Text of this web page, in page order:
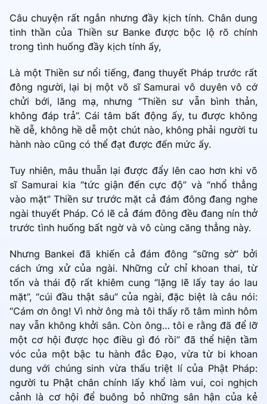
Câu chuyện rất ngắn nhưng đầy kịch tính. Chân dung
tinh thần của Thiền sư Banke được bộc lộ rõ chính
trong tình huống đầy kịch tính ấy,
Là một Thiền sư nổi tiếng, đang thuyết Pháp trước rất
đông người, lại bị một võ sĩ Samurai vô duyên vô cớ
chửi bới, lăng mạ, nhưng “Thiền sư vẫn bình thản,
không đáp trả”. Cái tâm bất động ấy, tu được không
hề dễ, không hề dễ một chút nào, không phải người tu
hành nào cũng có thể đạt được đến mức ấy.
Tuy nhiên, mâu thuẫn lại được đẩy lên cao hơn khi võ
sĩ Samurai kia “tức giận đến cực độ” và “nhổ thẳng
vào mặt” Thiền sư trước mặt cả đám đông đang nghe
ngài thuyết Pháp. Có lẽ cả đám đông đều đang nín thở
trước tình huống bất ngờ và vô cùng căng thẳng này.
Nhưng Bankei đã khiến cả đám đông “sững sờ” bởi
cách ứng xử của ngài. Những cử chỉ khoan thai, từ
tốn và thái độ rất khiêm cung “lặng lẽ lấy tay áo lau
mặt”, “cúi đầu thật sâu” của ngài, đặc biệt là câu nói:
“Cám ơn ông! Vì nhờ ông mà tôi thấy rõ tâm mình hôm
nay vẫn không khởi sân. Còn ông… tôi e rằng đã để lỡ
một cơ hội được học điều gì đó rồi” đã thể hiện tầm
vóc của một bậc tu hành đắc Đạo, vừa từ bi khoan
dung với chúng sinh vừa thấu triệt lí của Phật Pháp:
người tu Phật chân chính lấy khổ làm vui, coi nghịch
cảnh là cơ hội để buông bỏ những sân hận của kẻ